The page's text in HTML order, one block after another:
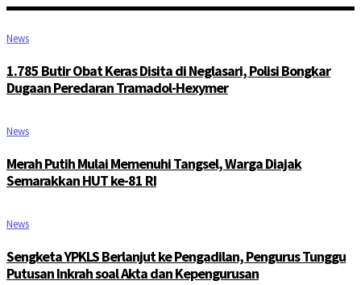
News
1.785 Butir Obat Keras Disita di Neglasari, Polisi Bongkar
Dugaan Peredaran Tramadol-Hexymer
News
Merah Putih Mulai Memenuhi Tangsel, Warga Diajak
Semarakkan HUT ke-81 RI
News
Sengketa YPKLS Berlanjut ke Pengadilan, Pengurus Tunggu
Putusan Inkrah soal Akta dan Kepengurusan